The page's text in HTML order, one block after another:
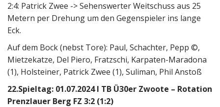
2:4: Patrick Zwee -> Sehenswerter Weitschuss aus 25
Metern per Drehung um den Gegenspieler ins lange
Eck.
Auf dem Bock (nebst Tore): Paul, Schachter, Pepp ©,
Mietzekatze, Del Piero, Fratzschi, Karpaten-Maradona
(1), Holsteiner, Patrick Zwee (1), Suliman, Phil Anstoß
22.Spieltag: 01.07.2024 I TB Ü30er Zwoote – Rotation
Prenzlauer Berg FZ 3:2 (1:2)